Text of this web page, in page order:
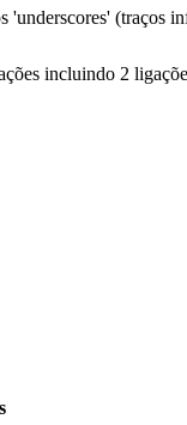
'underscores' (traços
incluindo 2